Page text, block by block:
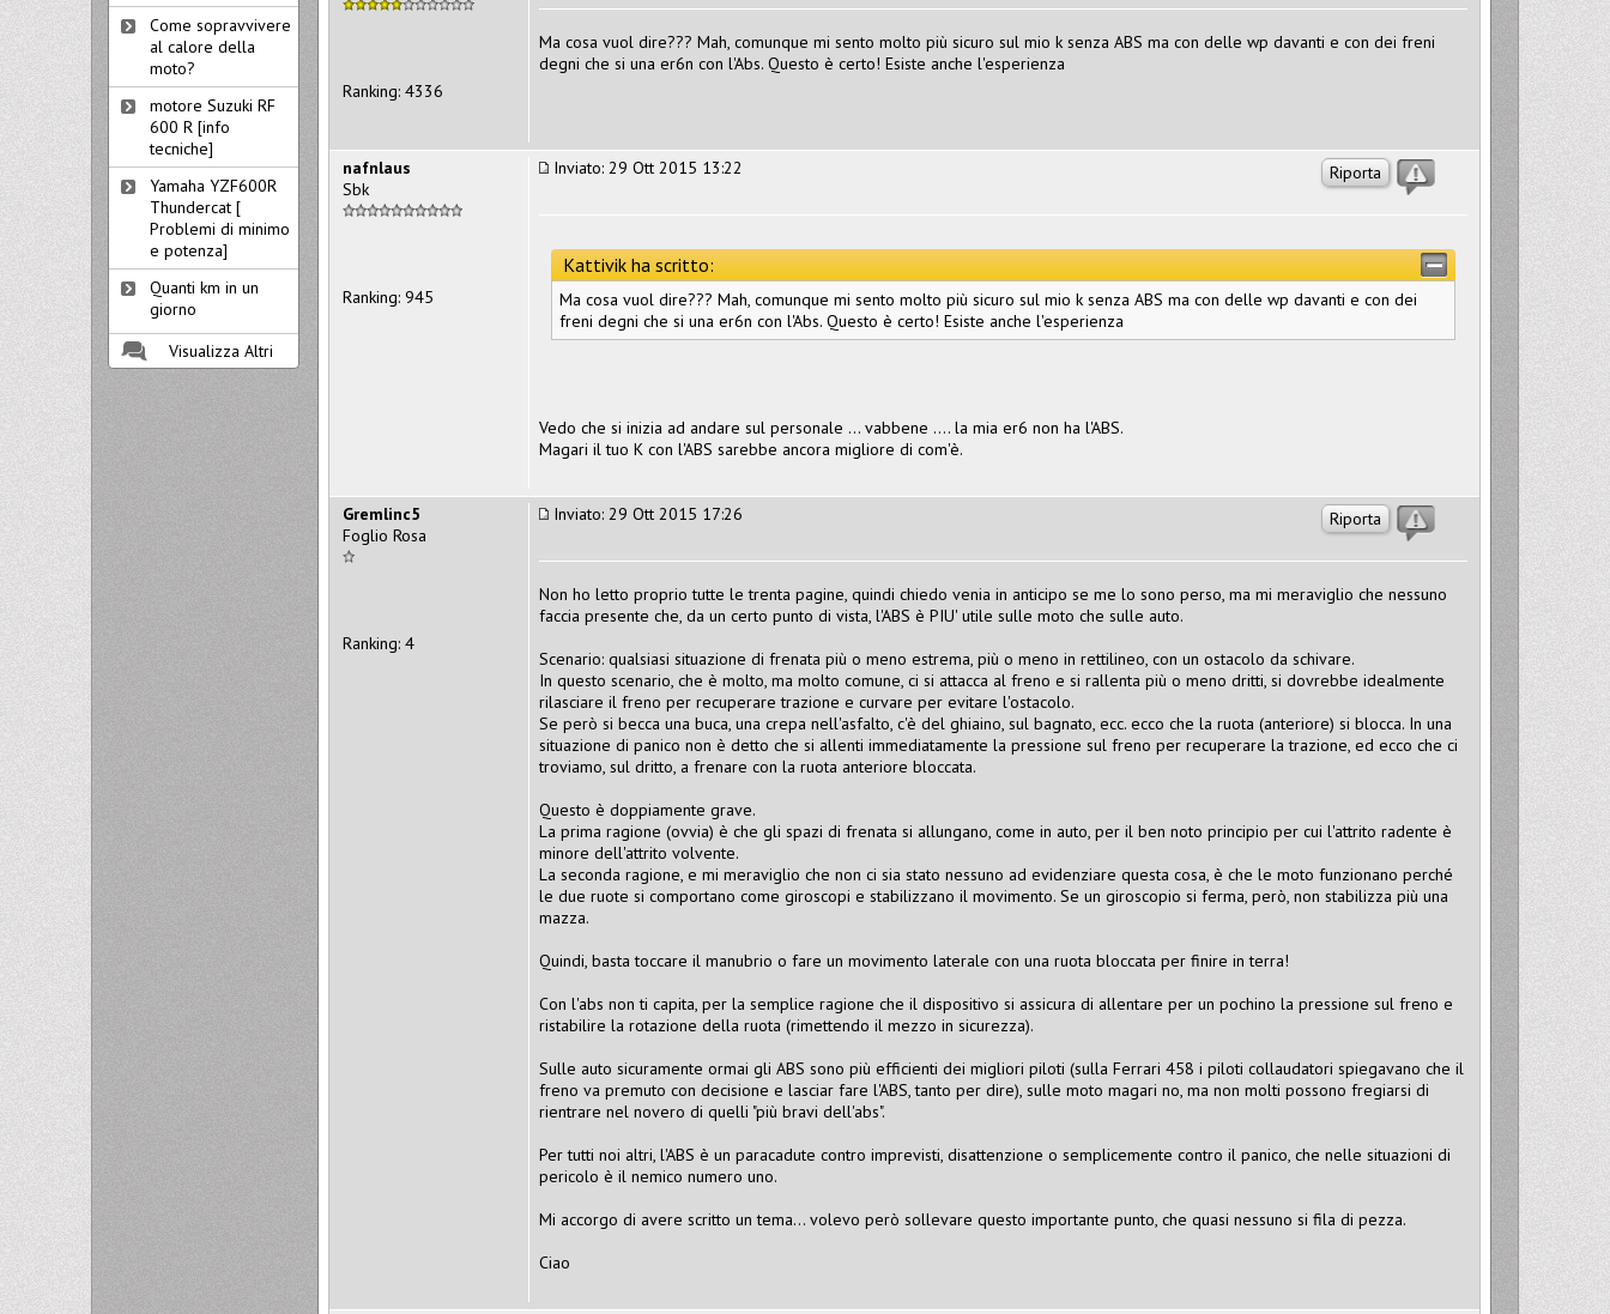
Ma cosa vuol dire??? Mah, comunque mi sento molto più sicuro sul mio k senza ABS ma con delle wp davanti e con dei freni
degni che si una er6n con l'Abs. Questo è certo! Esiste anche l'esperienza
Ranking: 4336
Riporta
Inviato: 29 Ott 2015 13:22
Kattivik ha scritto:
Ma cosa vuol dire??? Mah, comunque mi sento molto più sicuro sul mio k senza ABS ma con delle wp davanti e con dei
freni degni che si una er6n con l'Abs. Questo è certo! Esiste anche l'esperienza
Vedo che si inizia ad andare sul personale … vabbene …. la mia er6 non ha l'ABS.
Magari il tuo K con l'ABS sarebbe ancora migliore di com'è.
nafnlaus
Sbk
Ranking: 945
Riporta
Inviato: 29 Ott 2015 17:26
Non ho letto proprio tutte le trenta pagine, quindi chiedo venia in anticipo se me lo sono perso, ma mi meraviglio che nessuno
faccia presente che, da un certo punto di vista, l'ABS è PIU' utile sulle moto che sulle auto.
Scenario: qualsiasi situazione di frenata più o meno estrema, più o meno in rettilineo, con un ostacolo da schivare.
In questo scenario, che è molto, ma molto comune, ci si attacca al freno e si rallenta più o meno dritti, si dovrebbe idealmente
rilasciare il freno per recuperare trazione e curvare per evitare l'ostacolo.
Se però si becca una buca, una crepa nell'asfalto, c'è del ghiaino, sul bagnato, ecc. ecco che la ruota (anteriore) si blocca. In una
situazione di panico non è detto che si allenti immediatamente la pressione sul freno per recuperare la trazione, ed ecco che ci
troviamo, sul dritto, a frenare con la ruota anteriore bloccata.
Questo è doppiamente grave.
La prima ragione (ovvia) è che gli spazi di frenata si allungano, come in auto, per il ben noto principio per cui l'attrito radente è
minore dell'attrito volvente.
La seconda ragione, e mi meraviglio che non ci sia stato nessuno ad evidenziare questa cosa, è che le moto funzionano perché
le due ruote si comportano come giroscopi e stabilizzano il movimento. Se un giroscopio si ferma, però, non stabilizza più una
mazza.
Quindi, basta toccare il manubrio o fare un movimento laterale con una ruota bloccata per finire in terra!
Con l'abs non ti capita, per la semplice ragione che il dispositivo si assicura di allentare per un pochino la pressione sul freno e
ristabilire la rotazione della ruota (rimettendo il mezzo in sicurezza).
Sulle auto sicuramente ormai gli ABS sono più efficienti dei migliori piloti (sulla Ferrari 458 i piloti collaudatori spiegavano che il
freno va premuto con decisione e lasciar fare l'ABS, tanto per dire), sulle moto magari no, ma non molti possono fregiarsi di
rientrare nel novero di quelli "più bravi dell'abs".
Per tutti noi altri, l'ABS è un paracadute contro imprevisti, disattenzione o semplicemente contro il panico, che nelle situazioni di
pericolo è il nemico numero uno.
Mi accorgo di avere scritto un tema... volevo però sollevare questo importante punto, che quasi nessuno si fila di pezza.
Ciao
Gremlinc5
Foglio Rosa
Ranking: 4
Come sopravvivere
al calore della
moto?
motore Suzuki RF
600 R [info
tecniche]
Yamaha YZF600R
Thundercat [
Problemi di minimo
e potenza]
Quanti km in un
giorno
Visualizza Altri